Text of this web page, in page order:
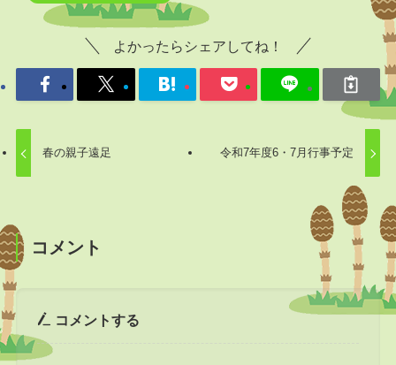
よかったらシェアしてね！
春の親子遠足 令和7年度6・7月行事予定
コメント
コメントする